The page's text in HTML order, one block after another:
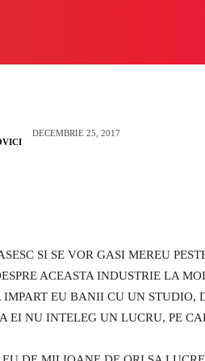
decat
DECEMBRIE 25, 2017
SI SE VOR GASI MEREU
ACEASTA INDUSTRIE LA
IMPART EU BANII CU UN
EI NU INTELEG UN LUCRU, PE